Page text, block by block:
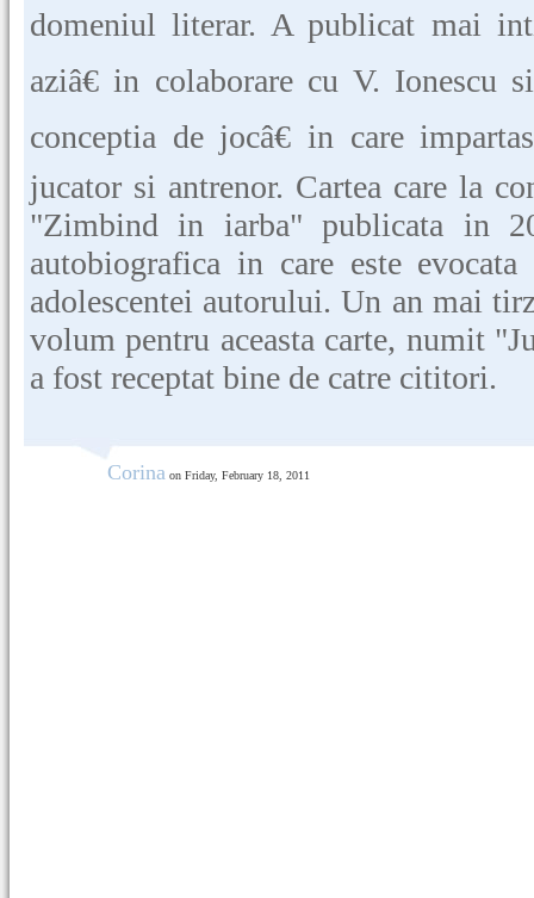
domeniul literar. A publicat mai
aziâ€ in colaborare cu V. Ionescu
conceptia de jocâ€ in care
jucator si antrenor. Cartea care la
"Zimbind in iarba" publicata in
autobiografica in care este
adolescentei autorului. Un an mai
volum pentru aceasta carte, numit
a fost receptat bine de catre cititori.
Corina on Friday, February 18, 2011